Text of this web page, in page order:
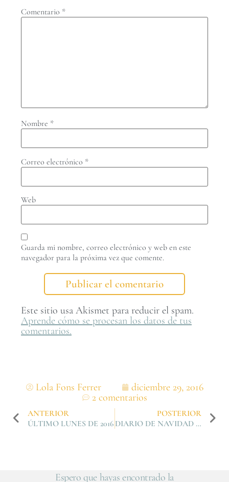
Comentario *
Nombre *
Correo electrónico *
Web
Guarda mi nombre, correo electrónico y web en este
navegador para la próxima vez que comente.
Este sitio usa Akismet para reducir el spam.
Aprende cómo se procesan los datos de tus
comentarios.
Lola Fons Ferrer
diciembre 29, 2016
2 comentarios
ANTERIOR
ÚLTIMO LUNES DE 2016
POSTERIOR
DIARIO DE NAVIDAD 2016
Espero que hayas encontrado la